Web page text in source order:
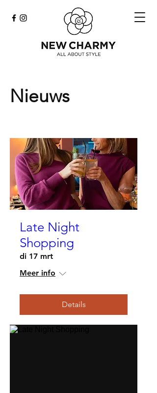
Nieuws
Late Night
Shopping
di 17 mrt
Meer info
Details